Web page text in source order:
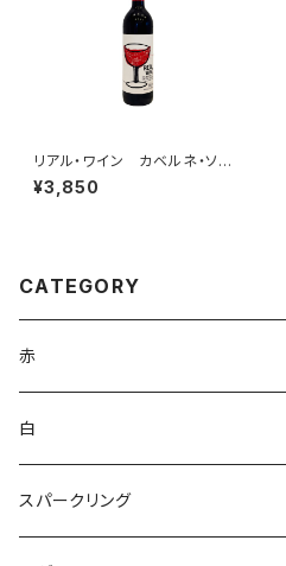
リアル・ワイン カベルネ・ソー
ヴィニヨン 2021
¥3,850
CATEGORY
赤
ブルゴーニュ
ボルドー
白
アルザス
スパークリング